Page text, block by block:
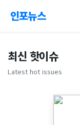
인포뉴스
최신 핫이슈
Latest hot issues